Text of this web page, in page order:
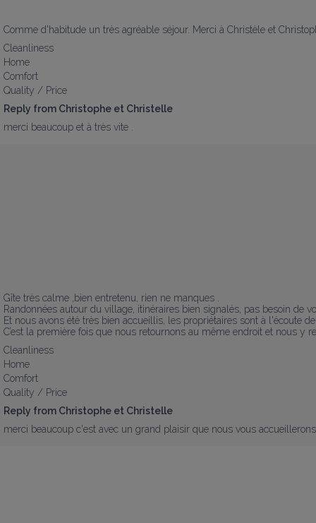
Comme d'habitude un très agréable séjour. Merci à Christèle et
Cleanliness
Home
Comfort
Quality / Price
Reply from Christophe et Christelle
merci beaucoup et à très vite .
Gîte très calme ,bien entretenu, rien ne manques .
Randonnées autour du village, itinéraires bien signalés, pas besoin de
Et nous avons été très bien accueillis, les propriétaires sont à l'écoute
C’est la première fois que nous retournons au même endroit et nous y
Cleanliness
Home
Comfort
Quality / Price
Reply from Christophe et Christelle
merci beaucoup c'est avec un grand plaisir que nous vous